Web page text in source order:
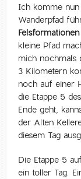
Ich komme nun
Wanderpfad
kleine Pfad
mich nochmals
3 Kilometern
noch auf einer
die Etappe 5
Ende geht,
der Alten
diesem Tag
Die Etappe 5
ein toller Tag.